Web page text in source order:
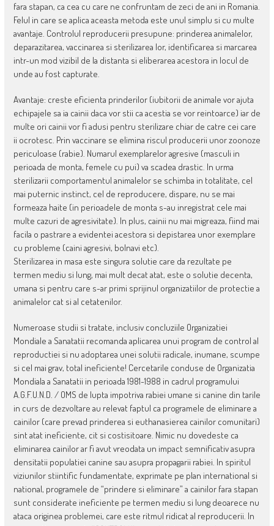
fara stapan, ca cea cu care ne confruntam de zeci de ani in Romania.
Felul in care se aplica aceasta metoda este unul simplu si cu multe
avantaje. Controlul reproducerii presupune: prinderea animalelor,
deparazitarea, vaccinarea si sterilizarea lor, identificarea si marcarea
intr-un mod vizibil de la distanta si eliberarea acestora in locul de
unde au fost capturate.
Avantaje: creste eficienta prinderilor (iubitorii de animale vor ajuta
echipajele sa ia cainii daca vor stii ca acestia se vor reintoarce) iar de
multe ori cainii vor fi adusi pentru sterilizare chiar de catre cei care
ii ocrotesc. Prin vaccinare se elimina riscul producerii unor zoonoze
periculoase (rabie). Numarul exemplarelor agresive (masculi in
perioada de monta, femele cu pui) va scadea drastic. In urma
sterilizarii comportamentul animalelor se schimba in totalitate, cel
mai puternic instinct, cel de reproducere, dispare, nu se mai
formeaza haite (in perioadele de monta s-au inregistrat cele mai
multe cazuri de agresivitate). In plus, cainii nu mai migreaza, fiind mai
facila o pastrare a evidentei acestora si depistarea unor exemplare
cu probleme (caini agresivi, bolnavi etc).
Sterilizarea in masa este singura solutie care da rezultate pe
termen mediu si lung, mai mult decat atat, este o solutie decenta,
umana si pentru care s-ar primi sprijinul organizatiilor de protectie a
animalelor cat si al cetatenilor.
Numeroase studii si tratate, inclusiv concluziile Organizatiei
Mondiale a Sanatatii recomanda aplicarea unui program de control al
reproductiei si nu adoptarea unei solutii radicale, inumane, scumpe
si cel mai grav, total ineficiente! Cercetarile conduse de Organizatia
Mondiala a Sanatatii in perioada 1981-1988 in cadrul programului
A.G.F.U.N.D. / OMS de lupta impotriva rabiei umane si canine din tarile
in curs de dezvoltare au relevat faptul ca programele de eliminare a
cainilor (care prevad prinderea si euthanasierea cainilor comunitari)
sint atat ineficiente, cit si costisitoare. Nimic nu dovedeste ca
eliminarea cainilor ar fi avut vreodata un impact semnificativ asupra
densitatii populatiei canine sau asupra propagarii rabiei. In spiritul
viziunilor stiintific fundamentate, exprimate pe plan international si
national, programele de “prindere si eliminare” a cainilor fara stapan
sunt considerate ineficiente pe termen mediu si lung deoarece nu
ataca originea problemei, care este ritmul ridicat al reproducerii. In